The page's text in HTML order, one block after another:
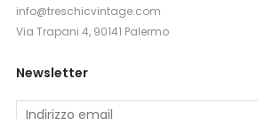
info@treschicvintage.com
Via Trapani 4, 90141 Palermo
Newsletter